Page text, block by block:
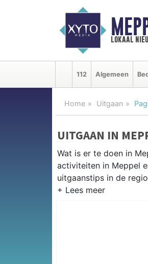
lokaal
112 Algemeen
Home Uitgaan
UITGAAN IN
Wat is er te doen in
activiteiten in Meppel
uitgaanstips in de
Van markten en